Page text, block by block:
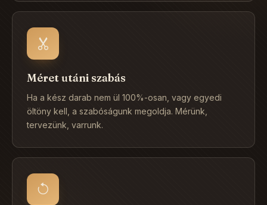
Méret utáni szabás
Ha a kész darab nem ül 100%-osan, vagy egyedi
öltöny kell, a szabóságunk megoldja. Mérünk,
tervezünk, varrunk.